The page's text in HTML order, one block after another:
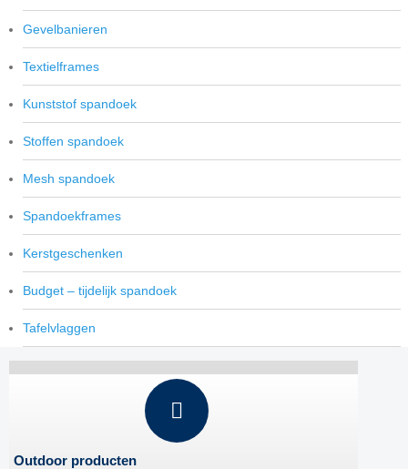
Gevelbanieren
Textielframes
Kunststof spandoek
Stoffen spandoek
Mesh spandoek
Spandoekframes
Kerstgeschenken
Budget – tijdelijk spandoek
Tafelvlaggen
Outdoor producten